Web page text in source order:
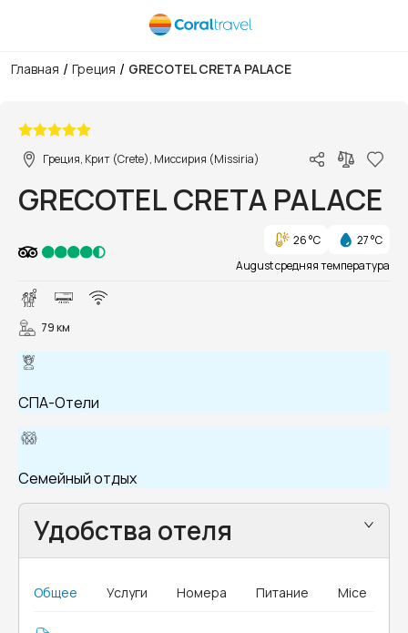
Главная / Греция / GRECOTEL CRETA PALACE
Греция, Крит (Crete), Миссирия (Missiria)
GRECOTEL CRETA PALACE
26 °C
27 °C
August средняя температура
79 км
СПА-Отели
Семейный отдых
Удобства отеля
Общее Услуги Номера Питание Mice